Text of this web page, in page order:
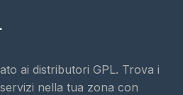
ai distributori GPL. Trova i
nella tua zona con